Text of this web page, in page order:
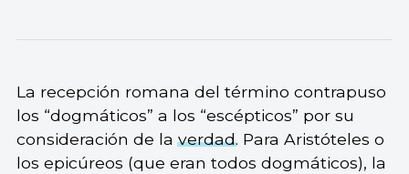
La recepción romana del término contrapuso
los “dogmáticos” a los “escépticos” por su
consideración de laverdad. Para Aristóteles o
los epicúreos (que eran todos dogmáticos), la